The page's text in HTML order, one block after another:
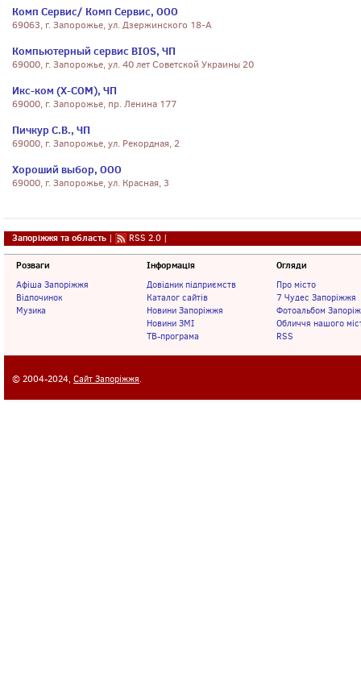
Комп Сервис/ Комп Сервис, ООО
69063, г. Запорожье, ул. Дзержинского 18-А
Компьютерный сервис BIOS, ЧП
69000, г. Запорожье, ул. 40 лет Советской Украины 20
Икс-ком (X-COM), ЧП
69000, г. Запорожье, пр. Ленина 177
Пичкур С.В., ЧП
69000, г. Запорожье, ул. Рекордная, 2
Хороший выбор, ООО
69000, г. Запорожье, ул. Красная, 3
Запоріжжя та область | RSS 2.0 |
Розваги
Афіша Запоріжжя
Відпочинок
Музика
Інформація
Довідник підприємств
Каталог сайтів
Новини Запоріжжя
Новини ЗМІ
ТВ-програма
Огляди
Про місто
7 Чудес Запоріжжя
Фотоальбом
Обличчя нашого
RSS
© 2004-2024, Сайт Запоріжжя.